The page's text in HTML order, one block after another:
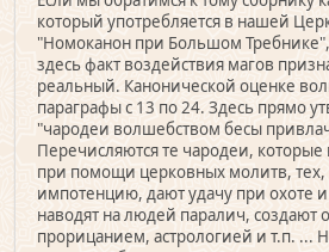
который употребляется в нашей
"Номоканон при Большом
здесь факт воздействия магов
реальный. Канонической оценке
параграфы с 13 по 24. Здесь прямо
"чародеи волшебством бесы
Перечисляются те чародеи,
при помощи церковных молитв, тех,
импотенцию, дают удачу при охоте
наводят на людей паралич, создают
прорицанием, астрологией и т.п. ...